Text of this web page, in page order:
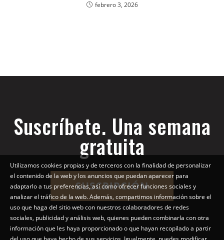
febrero 3, 2026
Suscríbete. Una semana
gratuita
SUSCRIPCIÓN
Utilizamos cookies propias y de terceros con la finalidad de personalizar
el contenido de la web y los anuncios que puedan aparecer para
adaptarlo a tus preferencias, así como ofrecer funciones sociales y
analizar el tráfico de la web. Además, compartimos información sobre el
uso que haga del sitio web con nuestros colaboradores de redes
sociales, publicidad y análisis web, quienes pueden combinarla con otra
información que les haya proporcionado o que hayan recopilado a partir